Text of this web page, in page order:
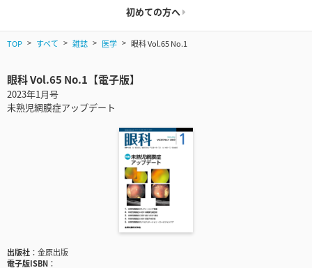
初めての方へ
TOP すべて 雑誌 医学 眼科 Vol.65 No.1
眼科 Vol.65 No.1【電子版】
2023年1月号
未熟児網膜症アップデート
出版社
金原出版
電子版ISBN